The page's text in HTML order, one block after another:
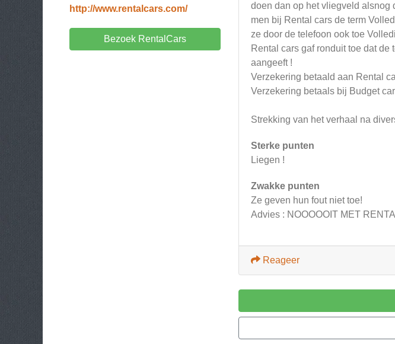
http://www.rentalcars.com/
Bezoek RentalCars
doen dan op het vliegveld alsnog
men bij Rental cars de term
ze door de telefoon ook toe
Rental cars gaf ronduit toe dat
aangeeft !
Verzekering betaald aan Rental
Verzekering betaals bij Budget
Strekking van het verhaal na
Sterke punten
Liegen !
Zwakke punten
Ze geven hun fout niet toe!
Advies : NOOOOOIT MET
Reageer